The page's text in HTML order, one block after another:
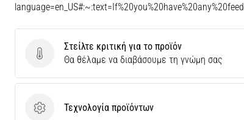
Στείλτε κριτική για το προϊόν
Στείλτε κριτική για το προϊόν
Θα θέλαμε να διαβάσουμε τη γνώμη σας
Τεχνολογία προϊόντων
Τεχνολογία προϊόντων